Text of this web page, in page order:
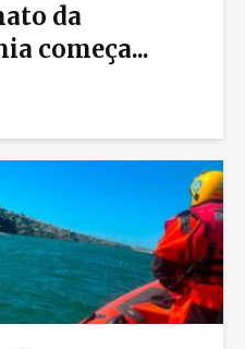
da
começa...